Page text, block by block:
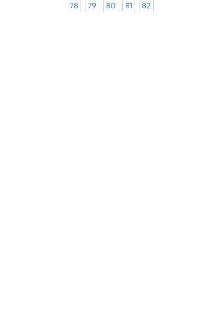
78
79 80 81 82